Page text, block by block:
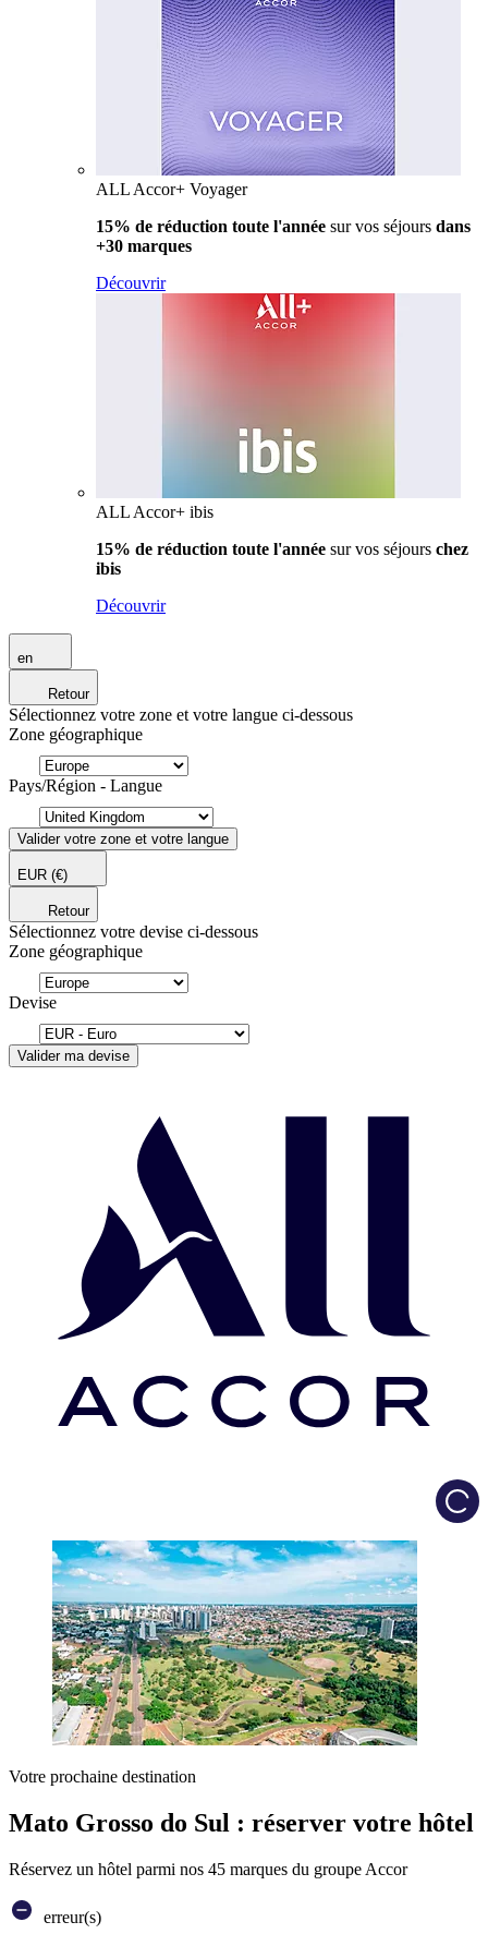
ALL Accor+ Voyager
15% de réduction toute l'année sur vos séjours dans
+30 marques
Découvrir
ALL Accor+ ibis
15% de réduction toute l'année sur vos séjours chez
ibis
Découvrir
en
Retour
Sélectionnez votre zone et votre langue ci-dessous
Zone géographique
Pays/Région - Langue
Valider votre zone et votre langue
EUR (€)
Retour
Sélectionnez votre devise ci-dessous
Zone géographique
Devise
Valider ma devise
Votre prochaine destination
Mato Grosso do Sul : réserver votre hôtel
Réservez un hôtel parmi nos 45 marques du groupe Accor
erreur(s)